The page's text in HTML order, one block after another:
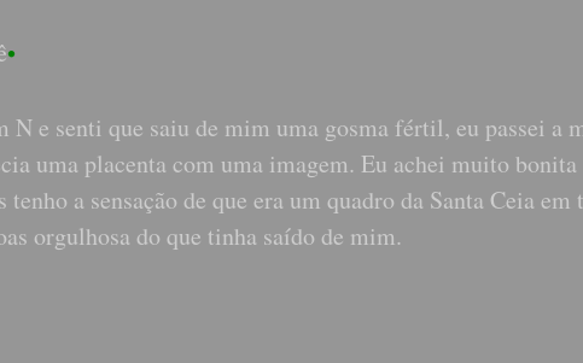
•
N e senti que saiu de mim uma gosma fértil, eu passei a
uma placenta com uma imagem. Eu achei muito
a sensação de que era um quadro da Santa Ceia em
orgulhosa do que tinha saído de mim.